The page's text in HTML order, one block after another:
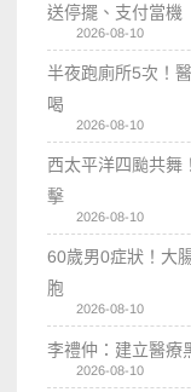
送停擺、支付當機
2026-08-10
半夜跑廁所5次！
喝
2026-08-10
西太平洋四颱共舞
擊
2026-08-10
60歲男0症狀！大
胞
2026-08-10
李禮仲：建立醫療
2026-08-10